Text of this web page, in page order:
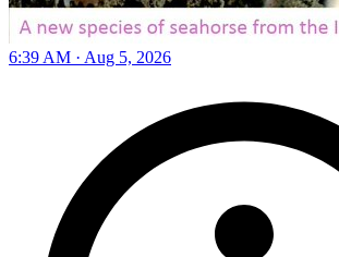
6:39 AM · Aug 5, 2026